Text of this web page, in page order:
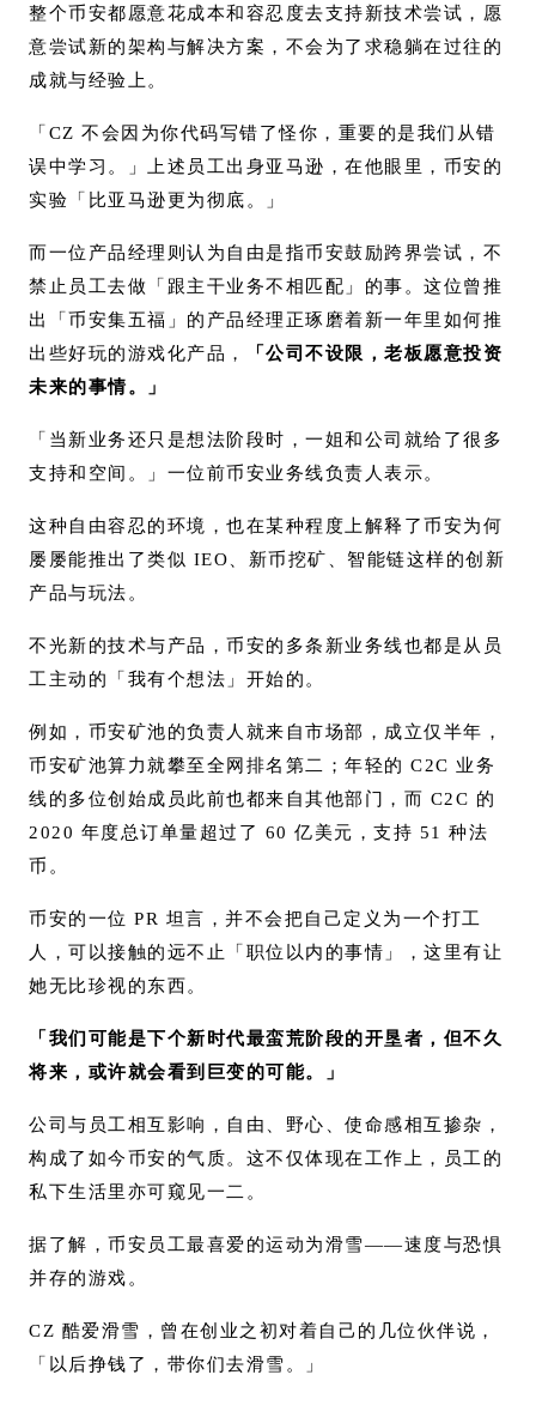
整个币安都愿意花成本和容忍度去支持新技术尝试，愿
意尝试新的架构与解决方案，不会为了求稳躺在过往的
成就与经验上。
「CZ 不会因为你代码写错了怪你，重要的是我们从错
误中学习。」上述员工出身亚马逊，在他眼里，币安的
实验「比亚马逊更为彻底。」
而一位产品经理则认为自由是指币安鼓励跨界尝试，不
禁止员工去做「跟主干业务不相匹配」的事。这位曾推
出「币安集五福」的产品经理正琢磨着新一年里如何推
出些好玩的游戏化产品，
「公司不设限，老板愿意投资
未来的事情。」
「当新业务还只是想法阶段时，一姐和公司就给了很多
支持和空间。」一位前币安业务线负责人表示。
这种自由容忍的环境，也在某种程度上解释了币安为何
屡屡能推出了类似 IEO、新币挖矿、智能链这样的创新
产品与玩法。
不光新的技术与产品，币安的多条新业务线也都是从员
工主动的「我有个想法」开始的。
例如，币安矿池的负责人就来自市场部，成立仅半年，
币安矿池算力就攀至全网排名第二；年轻的 C2C 业务
线的多位创始成员此前也都来自其他部门，而 C2C 的
2020 年度总订单量超过了 60 亿美元，支持 51 种法
币。
币安的一位 PR 坦言，并不会把自己定义为一个打工
人，可以接触的远不止「职位以内的事情」，这里有让
她无比珍视的东西。
「我们可能是下个新时代最蛮荒阶段的开垦者，但不久
将来，或许就会看到巨变的可能。」
公司与员工相互影响，自由、野心、使命感相互掺杂，
构成了如今币安的气质。这不仅体现在工作上，员工的
私下生活里亦可窥见一二。
据了解，币安员工最喜爱的运动为滑雪——速度与恐惧
并存的游戏。
CZ 酷爱滑雪，曾在创业之初对着自己的几位伙伴说，
「以后挣钱了，带你们去滑雪。」